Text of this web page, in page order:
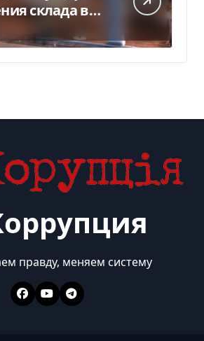
склада в
правду, меняем систему